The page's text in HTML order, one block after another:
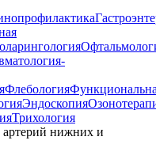
Флебология
Эндоскопия
Трихология
нижних и